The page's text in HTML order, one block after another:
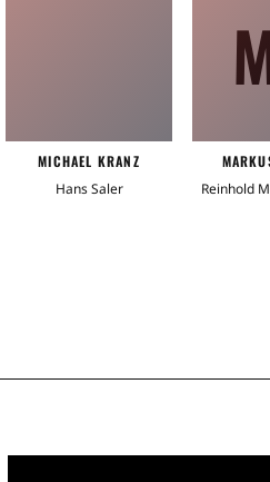
MICHAEL KRANZ
Hans Saler
Reinhold